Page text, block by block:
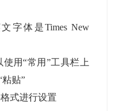
字体是Times New
用“常用”工具栏上
粘贴”
式进行设置